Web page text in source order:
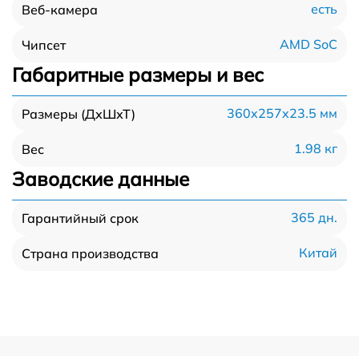
Веб-камера есть
Чипсет AMD SoC
Габаритные размеры и вес
Размеры (ДхШхТ) 360x257x23.5 мм
Вес 1.98 кг
Заводские данные
Гарантийный срок 365 дн.
Страна производства Китай